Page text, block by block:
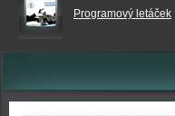
Programový letáček